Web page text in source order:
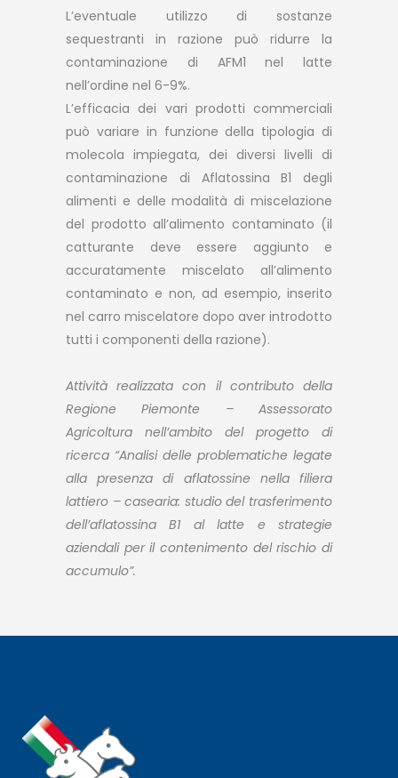
L’eventuale utilizzo di sostanze
sequestranti in razione può ridurre la
contaminazione di AFM1 nel latte
nell’ordine nel 6-9%.
L’efficacia dei vari prodotti commerciali
può variare in funzione della tipologia di
molecola impiegata, dei diversi livelli di
contaminazione di Aflatossina B1 degli
alimenti e delle modalità di miscelazione
del prodotto all’alimento contaminato (il
catturante deve essere aggiunto e
accuratamente miscelato all’alimento
contaminato e non, ad esempio, inserito
nel carro miscelatore dopo aver introdotto
tutti i componenti della razione).
Attività realizzata con il contributo della
Regione Piemonte – Assessorato
Agricoltura nell’ambito del progetto di
ricerca “Analisi delle problematiche legate
alla presenza di aflatossine nella filiera
lattiero – casearia: studio del trasferimento
dell’aflatossina B1 al latte e strategie
aziendali per il contenimento del rischio di
accumulo”.